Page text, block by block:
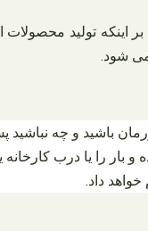
اینکه تولید
می شود.
باشید و چه نباشید
و بار را یا درب
خواهد داد.